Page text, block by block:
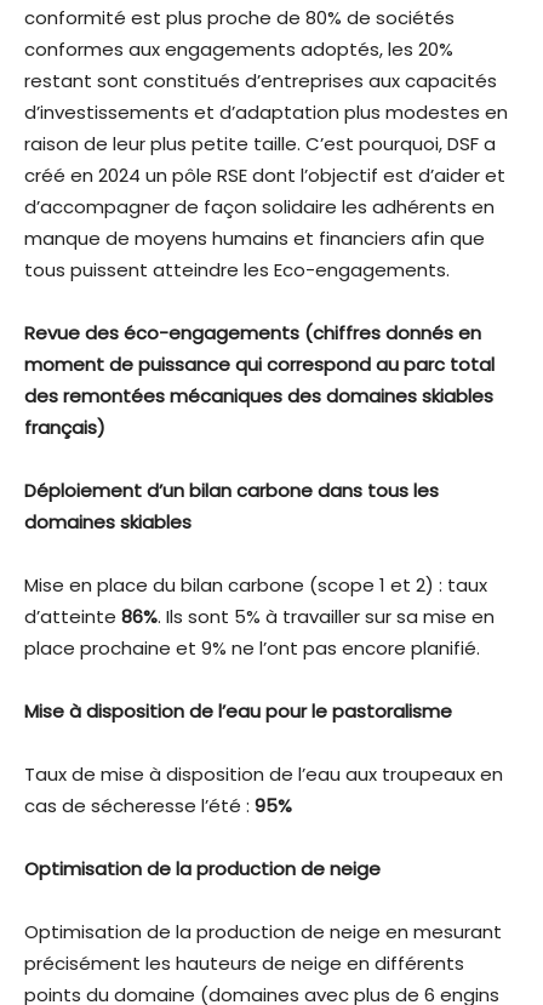
conformité est plus proche de 80% de sociétés
conformes aux engagements adoptés, les 20%
restant sont constitués d’entreprises aux capacités
d’investissements et d’adaptation plus modestes en
raison de leur plus petite taille. C’est pourquoi, DSF a
créé en 2024 un pôle RSE dont l’objectif est d’aider et
d’accompagner de façon solidaire les adhérents en
manque de moyens humains et financiers afin que
tous puissent atteindre les Eco-engagements.
Revue des éco-engagements (chiffres donnés en
moment de puissance qui correspond au parc total
des remontées mécaniques des domaines skiables
français)
Déploiement d’un bilan carbone dans tous les
domaines skiables
Mise en place du bilan carbone (scope 1 et 2) : taux
d’atteinte 86%. Ils sont 5% à travailler sur sa mise en
place prochaine et 9% ne l’ont pas encore planifié.
Mise à disposition de l’eau pour le pastoralisme
Taux de mise à disposition de l’eau aux troupeaux en
cas de sécheresse l’été : 95%
Optimisation de la production de neige
Optimisation de la production de neige en mesurant
précisément les hauteurs de neige en différents
points du domaine (domaines avec plus de 6 engins